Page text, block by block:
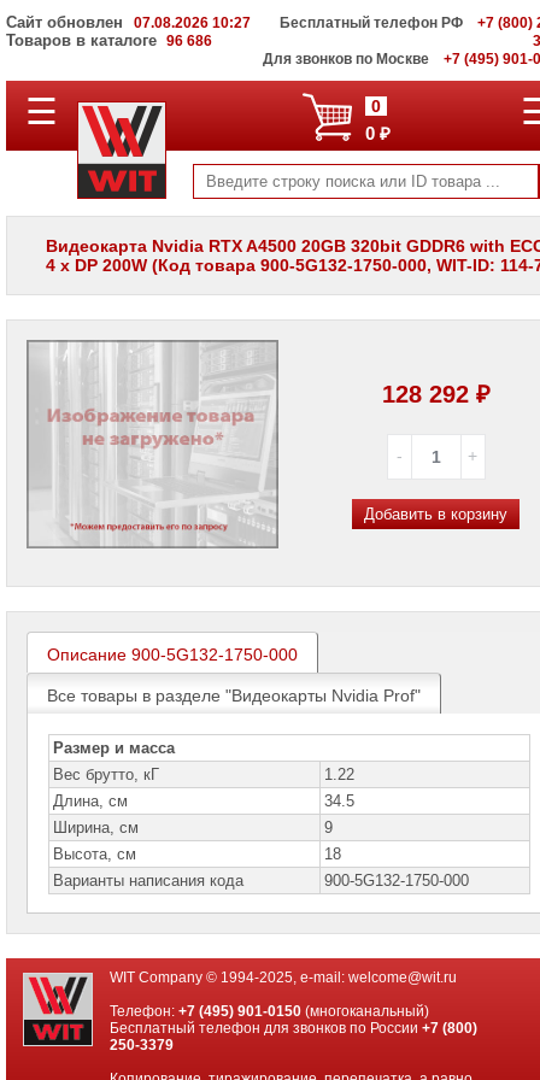
Сайт обновлен 07.08.2026 10:27
Товаров в каталоге 96 686
Бесплатный телефон РФ
+7 (800)
Для звонков по Москве
+7 (495) 901-
ПОЛНЫЙ
КАТАЛОГ
Корпоративные
серверы
WIT
хранения
VI
Мониторы
и
LCD
панели
проекторов
Brand
Name
Моноблоки
Brand
Компьютеры
Brand
Name
Принтеры
плоттеры
МФУ
Серверы
Пассивное
сетевое
оборудование
☰ 0
0 ₽
Видеокарта Nvidia RTX A4500 20GB 320bit GDDR6 with
4 x DP 200W (Код товара 900-5G132-1750-000, WIT-ID: 114-
128 292 ₽
Добавить в корзину
Описание 900-5G132-1750-000
Все товары в разделе "Видеокарты Nvidia Prof"
Размер и масса
Вес брутто, кГ
1.22
Длина, см
34.5
Ширина, см
9
Высота, см
18
Варианты написания кода
900-5G132-1750-000
WIT Company © 1994-2025, e-mail: welcome@wit.ru
Телефон:+7 (495) 901-0150 (многоканальный)
Бесплатный телефон для звонков по России+7 (800)
250-3379